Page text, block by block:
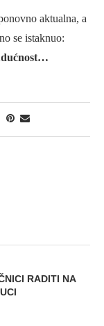
aktualna, a
se istaknuo:
RADITI NA